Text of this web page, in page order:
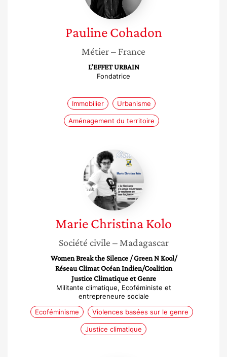
Pauline Cohadon
Métier– France
L’EFFET URBAIN
Fondatrice
Immobilier Urbanisme
Aménagement du territoire
Marie
Christina
Kolo
Marie ChristinaKolo
Société civile – Madagascar
Women Break the Silence / Green N Kool/
Réseau Climat Océan Indien/Coalition
Justice Climatique et Genre
Militante climatique, Ecoféministe et
entrepreneure sociale
Ecoféminisme
Violences basées sur le genre
Justice climatique